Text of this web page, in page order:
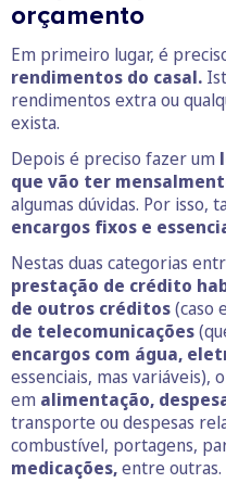
orçamento
Em primeiro lugar, é
rendimentos do casal.
rendimentos extra ou
exista.
Depois é preciso fazer um
que vão ter
algumas dúvidas. Por isso,
encargos fixos e
Nestas duas categorias
prestação de crédito
de outros créditos(caso
de telecomunicações
encargos com água,
essenciais, mas variáveis),
em alimentação,
transporte ou despesas
combustível, portagens,
medicações,entre outras.